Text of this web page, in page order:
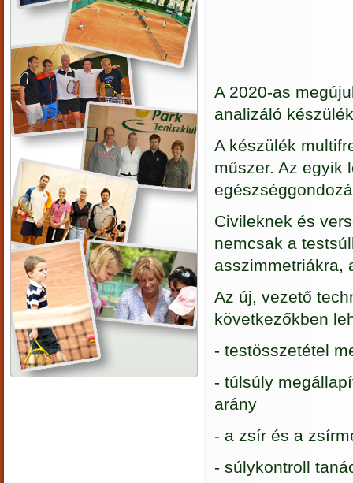
A 2020-as
analizáló
A készülék
műszer. Az egyik
Civileknek és
nemcsak a
asszimmetriákra,
Az új, vezető
következőkben
- testösszetétel
- túlsúly
arány
- a zsír és a
- súlykontroll